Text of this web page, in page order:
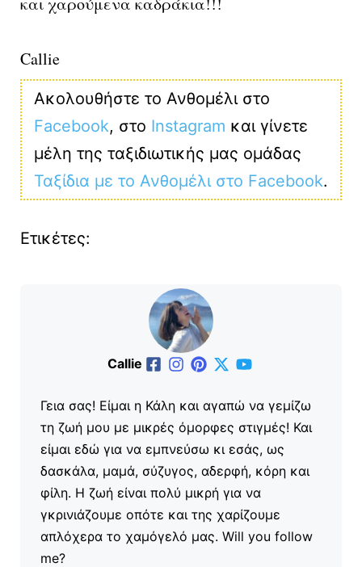
Callie
Ακολουθήστε το Ανθομέλι στο
Facebook, στο Instagram και γίνετε
μέλη της ταξιδιωτικής μας ομάδας
Ταξίδια με το Ανθομέλι στο Facebook.
Ετικέτες:
Callie
Γεια σας! Είμαι η Κάλη και αγαπώ να γεμίζω
τη ζωή μου με μικρές όμορφες στιγμές! Και
είμαι εδώ για να εμπνεύσω κι εσάς, ως
δασκάλα, μαμά, σύζυγος, αδερφή, κόρη και
φίλη. Η ζωή είναι πολύ μικρή για να
γκρινιάζουμε οπότε και της χαρίζουμε
απλόχερα το χαμόγελό μας. Will you follow
me?